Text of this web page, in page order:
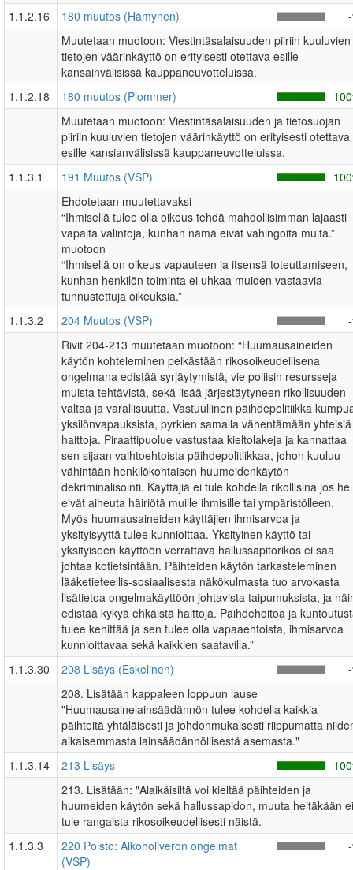
1.1.2.16
180 muutos (Hämynen)
Muutetaan muotoon: Viestintäsalaisuuden piiriin kuuluvien
tietojen väärinkäyttö on erityisesti otettava esille
kansainvälisissä kauppaneuvotteluissa.
1.1.2.18
180 muutos (Plommer)
Muutetaan muotoon: Viestintäsalaisuuden ja tietosuojan
piiriin kuuluvien tietojen väärinkäyttö on erityisesti otettava
esille kansianvälisissä kauppaneuvotteluissa.
1.1.3.1
191 Muutos (VSP)
Ehdotetaan muutettavaksi
“Ihmisellä tulee olla oikeus tehdä mahdollisimman lajaasti
vapaita valintoja, kunhan nämä eivät vahingoita muita.”
muotoon
“Ihmisellä on oikeus vapauteen ja itsensä toteuttamiseen,
kunhan henkilön toiminta ei uhkaa muiden vastaavia
tunnustettuja oikeuksia.”
1.1.3.2
204 Muutos (VSP)
Rivit 204-213 muutetaan muotoon: “Huumausaineiden
käytön kohteleminen pelkästään rikosoikeudellisena
ongelmana edistää syrjäytymistä, vie poliisin resursseja
muista tehtävistä, sekä lisää järjestäytyneen rikollisuuden
valtaa ja varallisuutta. Vastuullinen päihdepolitiikka
yksilönvapauksista, pyrkien samalla vähentämään yhteisiä
haittoja. Piraattipuolue vastustaa kieltolakeja ja kannattaa
sen sijaan vaihtoehtoista päihdepolitiikkaa, johon kuuluu
vähintään henkilökohtaisen huumeidenkäytön
dekriminalisointi. Käyttäjiä ei tule kohdella rikollisina jos he
eivät aiheuta häiriötä muille ihmisille tai ympäristölleen.
Myös huumausaineiden käyttäjien ihmisarvoa ja
yksityisyyttä tulee kunnioittaa. Yksityinen käyttö tai
yksityiseen käyttöön verrattava hallussapitorikos ei saa
johtaa kotietsintään. Päihteiden käytön tarkasteleminen
lääketieteellis-sosiaalisesta näkökulmasta tuo arvokasta
lisätietoa ongelmakäyttöön johtavista taipumuksista, ja
edistää kykyä ehkäistä haittoja. Päihdehoitoa ja
tulee kehittää ja sen tulee olla vapaaehtoista, ihmisarvoa
kunnioittavaa sekä kaikkien saatavilla.”
1.1.3.30
208 Lisäys (Eskelinen)
208. Lisätään kappaleen loppuun lause
"Huumausainelainsäädännön tulee kohdella kaikkia
päihteitä yhtäläisesti ja johdonmukaisesti riippumatta
aikaisemmasta lainsäädännöllisestä asemasta."
1.1.3.14
213 Lisäys
213. Lisätään: "Alaikäisiltä voi kieltää päihteiden ja
huumeiden käytön sekä hallussapidon, muuta heitäkään ei
tule rangaista rikosoikeudellisesti näistä.
1.1.3.3
220 Poisto: Alkoholiveron ongelmat
(VSP)